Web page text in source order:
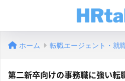
ホーム 転職エージェント・就
第二新卒向けの事務職に強い転